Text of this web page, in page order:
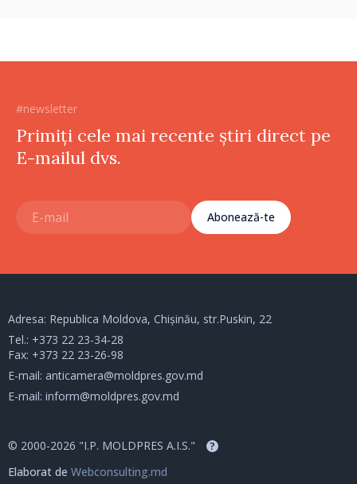
#newsletter
Primiți cele mai recente știri direct pe
E-mailul dvs.
Abonează-te
Adresa: Republica Moldova, Chișinău, str.Puskin, 22
Tel.: +373 22 23-34-28
Fax: +373 22 23-26-98
E-mail: anticamera@moldpres.gov.md
E-mail: inform@moldpres.gov.md
© 2000-2026 "I.P. MOLDPRES A.I.S." ?
Elaborat de Webconsulting.md